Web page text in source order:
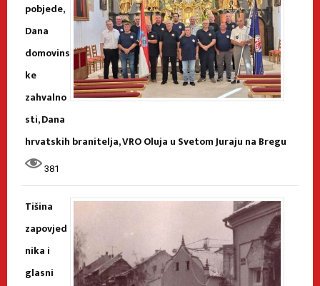
pobjede,
Dana
domovins
ke
zahvalno
sti, Dana
hrvatskih branitelja, VRO Oluja u Svetom Juraju na Bregu
381
Tišina
zapovjed
nika i
glasni